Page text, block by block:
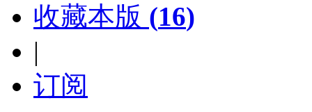
收藏本版 (16)
|
订阅